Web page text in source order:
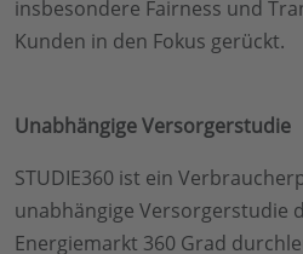
insbesondere Fairness und
Kunden in den Fokus gerückt.
Unabhängige Versorgerstudie
STUDIE360 ist ein
unabhängige Versorgerstudie
Energiemarkt 360 Grad